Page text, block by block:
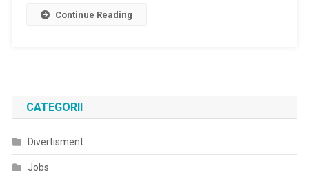
Continue Reading
CATEGORII
Divertisment
Jobs